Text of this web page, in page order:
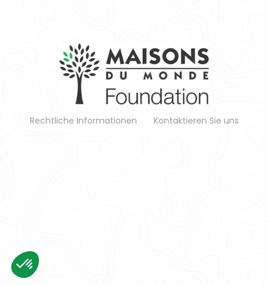
Kontaktieren Sie uns
Rechtliche Informationen